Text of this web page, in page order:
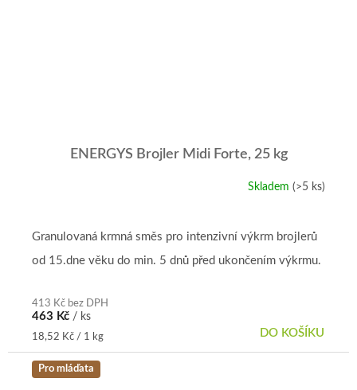
ENERGYS Brojler Midi Forte, 25 kg
Skladem (>5 ks)
413 Kč bez DPH
463 Kč / ks
Měrná
cena:
18,52 Kč / 1 kg DO KOŠÍKU
Granulovaná krmná směs pro intenzivní výkrm brojlerů
od 15.dne věku do min. 5 dnů před ukončením výkrmu.
Pro mláďata